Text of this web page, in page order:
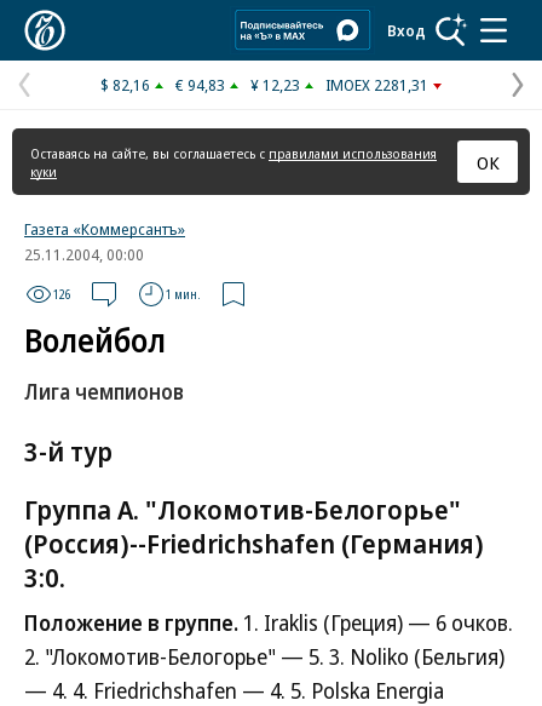
Вход
Предыдущая
страница
$ 82,16 € 94,83 ¥ 12,23 IMOEX 2281,31
Оставаясь на сайте, вы соглашаетесь с правилами использования
куки
ОК
Газета «Коммерсантъ»
25.11.2004, 00:00
126 1 мин.
Волейбол
Лига чемпионов
3-й тур
Группа A. "Локомотив-Белогорье"
(Россия)--Friedrichshafen (Германия)
3:0.
Положение в группе. 1. Iraklis (Греция) — 6 очков.
2. "Локомотив-Белогорье" — 5. 3. Noliko (Бельгия)
— 4. 4. Friedrichshafen — 4. 5. Polska Energia